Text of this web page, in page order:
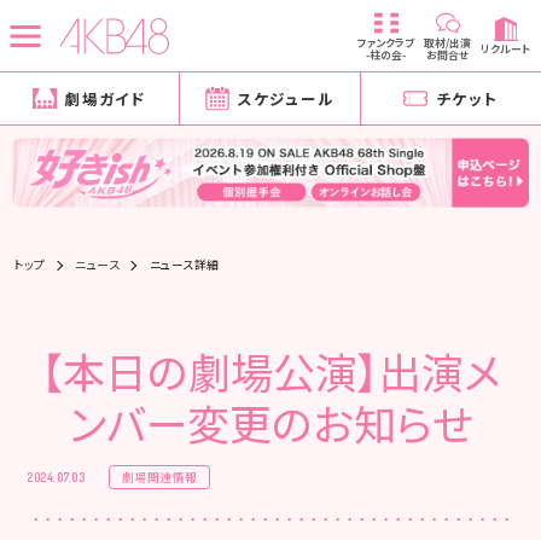
ファンクラブ
-柱の会-
取材/出演
お問合せ リクルート
劇場ガイド スケジュール チケット
トップ ニュース ニュース詳細
【本日の劇場公演】出演メ
ンバー変更のお知らせ
2024.07.03 劇場関連情報